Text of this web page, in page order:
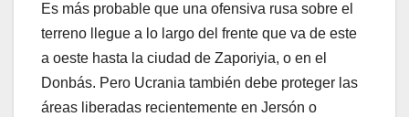
Es más probable que una ofensiva rusa sobre el
terreno llegue a lo largo del frente que va de este
a oeste hasta la ciudad de Zaporiyia, o en el
Donbás. Pero Ucrania también debe proteger las
áreas liberadas recientemente en Jersón o